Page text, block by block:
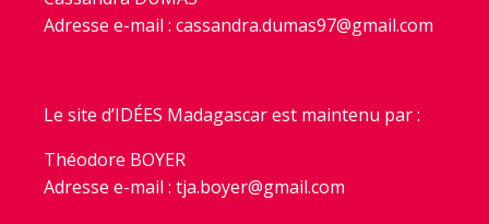
Adresse e-mail : cassandra.dumas97@gmail.com
Le site d’IDÉES Madagascar est maintenu par :
Théodore BOYER
Adresse e-mail : tja.boyer@gmail.com